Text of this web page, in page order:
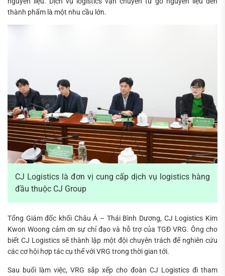
thành phẩm là một nhu cầu lớn.
CJ Logistics là đơn vị cung cấp dịch vụ logistics hàng
đầu thuộc CJ Group
Tổng Giám đốc khối Châu Á – Thái Bình Dương, CJ Logistics Kim
Kwon Woong cảm ơn sự chỉ đạo và hỗ trợ của TGĐ VRG. Ông cho
biết CJ Logistics sẽ thành lập một đội chuyên trách để nghiên cứu
các cơ hội hợp tác cụ thể với VRG trong thời gian tới.
Sau buổi làm việc, VRG sắp xếp cho đoàn CJ Logistics đi tham